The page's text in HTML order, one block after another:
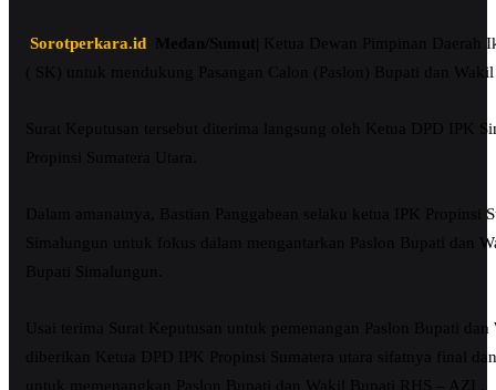
Sorotperkara.id Medan/Sumut|
Ketua Dewan Pimpinan Daerah
( SK) untuk mendukung Pasangan Calon (Paslon) Bupati dan
Surat Keputusan tersebut diterima langsung oleh Ketua DPD IPK
Propinsi Sumatera Utara.
Dalam amanatnya, Bastian Panggabean selaku ketua IPK
Simalungun untuk fokus dalam mengantarkan Paslon Bupati dan
Bupati Simalungun.
Usai terima Surat Keputusan untuk pemenangan Paslon Bupati
diberikan Ketua DPD IPK Propinsi Sumatera utara sifatnya final
untuk memenangkan Paslon Bupati dan Wakil Bupati RHS – AZI .